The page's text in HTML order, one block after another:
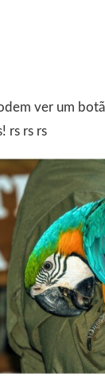
ver um
rs rs rs